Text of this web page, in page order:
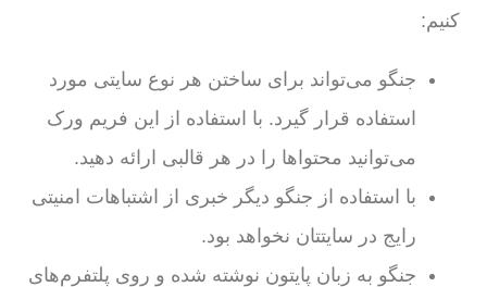
کنیم:
جنگو می‌تواند برای ساختن هر نوع سایتی مورد
استفاده قرار گیرد. با استفاده از این فریم ورک
می‌توانید محتواها را در هر قالبی ارائه دهید.
با استفاده از جنگو دیگر خبری از اشتباهات امنیتی
رایج در سایتتان نخواهد بود.
جنگو به زبان پایتون نوشته شده و روی پلتفرم‌های